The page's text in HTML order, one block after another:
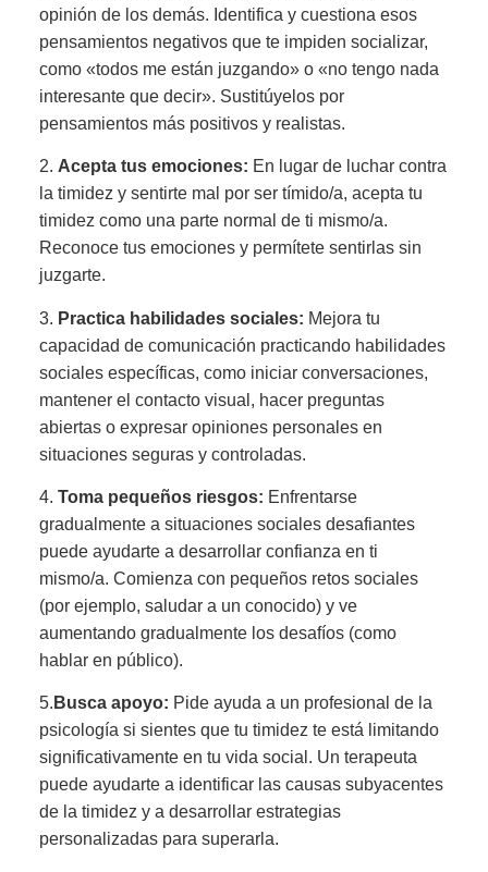
opinión de los demás. Identifica y cuestiona esos
pensamientos negativos que te impiden socializar,
como «todos me están juzgando» o «no tengo nada
interesante que decir». Sustitúyelos por
pensamientos más positivos y realistas.
2. Acepta tus emociones: En lugar de luchar contra
la timidez y sentirte mal por ser tímido/a, acepta tu
timidez como una parte normal de ti mismo/a.
Reconoce tus emociones y permítete sentirlas sin
juzgarte.
3. Practica habilidades sociales: Mejora tu
capacidad de comunicación practicando habilidades
sociales específicas, como iniciar conversaciones,
mantener el contacto visual, hacer preguntas
abiertas o expresar opiniones personales en
situaciones seguras y controladas.
4. Toma pequeños riesgos: Enfrentarse
gradualmente a situaciones sociales desafiantes
puede ayudarte a desarrollar confianza en ti
mismo/a. Comienza con pequeños retos sociales
(por ejemplo, saludar a un conocido) y ve
aumentando gradualmente los desafíos (como
hablar en público).
5. Busca apoyo: Pide ayuda a un profesional de la
psicología si sientes que tu timidez te está limitando
significativamente en tu vida social. Un terapeuta
puede ayudarte a identificar las causas subyacentes
de la timidez y a desarrollar estrategias
personalizadas para superarla.